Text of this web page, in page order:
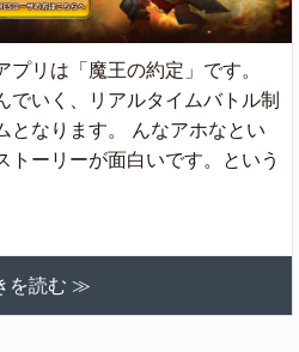
リは「魔王の約定」です。
でいく、リアルタイムバトル制
となります。 んなアホなとい
トーリーが面白いです。という
を読む ≫